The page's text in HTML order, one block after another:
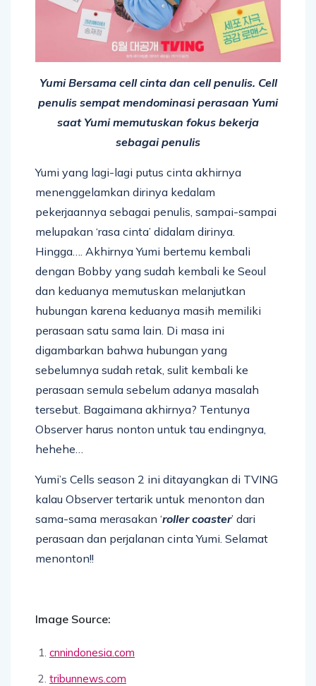
Yumi Bersama cell cinta dan cell penulis. Cell
penulis sempat mendominasi perasaan Yumi
saat Yumi memutuskan fokus bekerja
sebagai penulis
Yumi yang lagi-lagi putus cinta akhirnya
menenggelamkan dirinya kedalam
pekerjaannya sebagai penulis, sampai-sampai
melupakan ‘rasa cinta’ didalam dirinya.
Hingga…. Akhirnya Yumi bertemu kembali
dengan Bobby yang sudah kembali ke Seoul
dan keduanya memutuskan melanjutkan
hubungan karena keduanya masih memiliki
perasaan satu sama lain. Di masa ini
digambarkan bahwa hubungan yang
sebelumnya sudah retak, sulit kembali ke
perasaan semula sebelum adanya masalah
tersebut. Bagaimana akhirnya? Tentunya
Observer harus nonton untuk tau endingnya,
hehehe…
Yumi’s Cells season 2 ini ditayangkan di TVING
kalau Observer tertarik untuk menonton dan
sama-sama merasakan ‘roller coaster’ dari
perasaan dan perjalanan cinta Yumi. Selamat
menonton!!
Image Source:
cnnindonesia.com
tribunnews.com